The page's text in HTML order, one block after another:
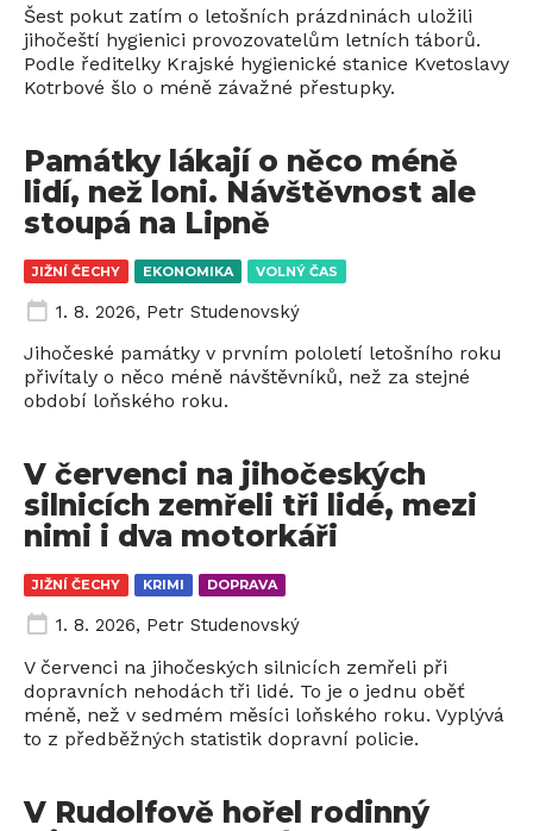
Šest pokut zatím o letošních prázdninách uložili
jihočeští hygienici provozovatelům letních táborů.
Podle ředitelky Krajské hygienické stanice Kvetoslavy
Kotrbové šlo o méně závažné přestupky.
JIŽNÍ ČECHY EKONOMIKA VOLNÝ ČAS
Památky lákají o něco méně
lidí, než loni. Návštěvnost ale
stoupá na Lipně
1. 8. 2026, Petr Studenovský
Jihočeské památky v prvním pololetí letošního roku
přivítaly o něco méně návštěvníků, než za stejné
období loňského roku.
JIŽNÍ ČECHY KRIMI DOPRAVA
V červenci na jihočeských
silnicích zemřeli tři lidé, mezi
nimi i dva motorkáři
1. 8. 2026, Petr Studenovský
V červenci na jihočeských silnicích zemřeli při
dopravních nehodách tři lidé. To je o jednu oběť
méně, než v sedmém měsíci loňského roku. Vyplývá
to z předběžných statistik dopravní policie.
V Rudolfově hořel rodinný